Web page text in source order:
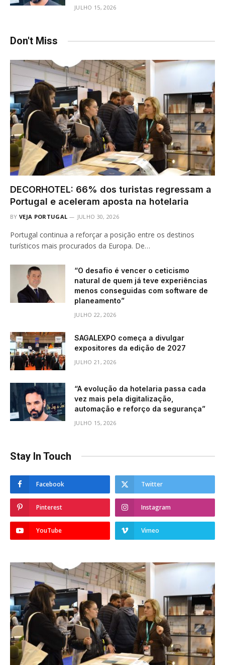
JULHO 15, 2026
Don't Miss
DECORHOTEL: 66% dos turistas regressam a
Portugal e aceleram aposta na hotelaria
BY VEJA PORTUGAL JULHO 30, 2026
Portugal continua a reforçar a posição entre os destinos
turísticos mais procurados da Europa. De…
“O desafio é vencer o ceticismo
natural de quem já teve experiências
menos conseguidas com software de
planeamento”
JULHO 22, 2026
SAGALEXPO começa a divulgar
expositores da edição de 2027
JULHO 21, 2026
“A evolução da hotelaria passa cada
vez mais pela digitalização,
automação e reforço da segurança”
JULHO 15, 2026
Stay In Touch
Facebook Twitter
Pinterest Instagram
YouTube Vimeo